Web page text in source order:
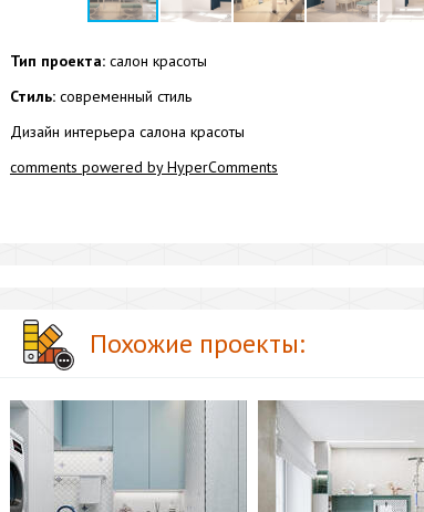
Тип проекта: салон красоты
Стиль: современный стиль
Дизайн интерьера салона красоты
comments powered by HyperComments
Похожие проекты: